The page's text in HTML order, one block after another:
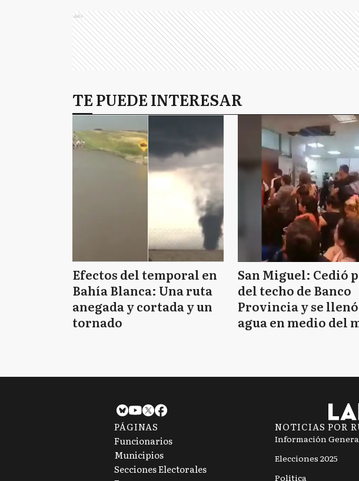
Ads
TE PUEDE INTERESAR
Efectos del temporal en
Bahía Blanca: Una ruta
anegada y cortada y un
tornado
San Miguel: Cedió
del techo de Banco
Provincia y se
agua en medio del
PÁGINAS
Funcionarios
Municipios
Secciones Electorales
NOTICIAS POR
Información
Elecciones 2025
Política